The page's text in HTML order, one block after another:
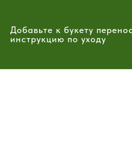
Добавьте к букету
инструкцию по уходу